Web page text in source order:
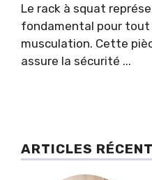
Le rack à squat
fondamental pour tout
musculation. Cette
assure la sécurité ...
ARTICLES